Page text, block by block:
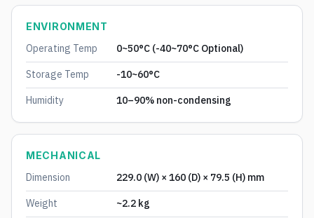
ENVIRONMENT
Operating Temp
0~50°C (-40~70°C Optional)
Storage Temp
-10~60°C
Humidity
10–90% non-condensing
MECHANICAL
Dimension
229.0 (W) × 160 (D) × 79.5 (H) mm
Weight
~2.2 kg